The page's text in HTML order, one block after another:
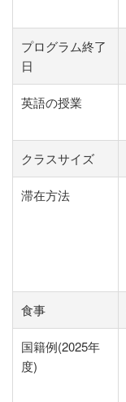
プログラム終了
日
英語の授業
クラスサイズ
滞在方法
食事
国籍例(2025年
度)